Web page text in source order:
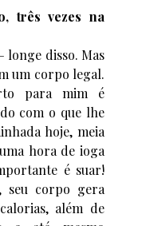
três vezes na
longe disso. Mas
um corpo legal.
para mim é
com o que lhe
hoje, meia
hora de ioga
é suar!
seu corpo gera
além de